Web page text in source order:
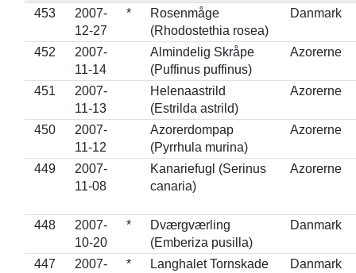
453
2007-
12-27
*
Rosenmåge
(Rhodostethia rosea)
Danmark
452
2007-
11-14
Almindelig Skråpe
(Puffinus puffinus)
Azorerne
451
2007-
11-13
Helenaastrild
(Estrilda astrild)
Azorerne
450
2007-
11-12
Azorerdompap
(Pyrrhula murina)
Azorerne
449
2007-
11-08
Kanariefugl (Serinus
canaria)
Azorerne
448
2007-
10-20
*
Dværgværling
(Emberiza pusilla)
Danmark
447
2007-
*
Langhalet Tornskade
Danmark